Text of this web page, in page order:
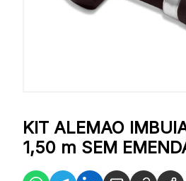
KIT ALEMAO
1,50 m SEM